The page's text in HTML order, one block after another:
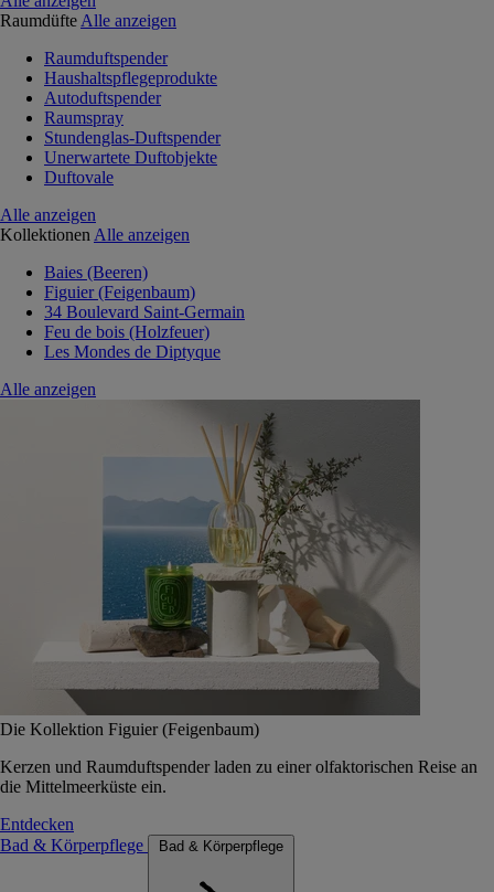
Raumdüfte Alle anzeigen
Raumduftspender
Haushaltspflegeprodukte
Autoduftspender
Raumspray
Stundenglas-Duftspender
Unerwartete Duftobjekte
Duftovale
Alle anzeigen
Kollektionen Alle anzeigen
Baies (Beeren)
Figuier (Feigenbaum)
34 Boulevard Saint-Germain
Feu de bois (Holzfeuer)
Les Mondes de Diptyque
Alle anzeigen
Die Kollektion Figuier (Feigenbaum)
Kerzen und Raumduftspender laden zu einer olfaktorischen Reise an
die Mittelmeerküste ein.
Entdecken
Bad & Körperpflege
Bad & Körperpflege